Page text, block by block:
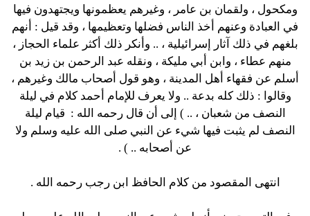
ومكحول ، ولقمان بن عامر ، وغيرهم يعظمونها ويجتهدون فيها
في العبادة وعنهم أخذ الناس فضلها وتعظيمها ، وقد قيل : أنهم
بلغهم في ذلك آثار إسرائيلية ، .. وأنكر ذلك أكثر علماء الحجاز ،
منهم عطاء ، وابن أبي مليكة ، ونقله عبد الرحمن بن زيد بن
أسلم عن فقهاء أهل المدينة ، وهو قول أصحاب مالك وغيرهم ،
وقالوا : ذلك كله بدعة .. ولا يعرف للإمام أحمد كلام في ليلة
النصف من شعبان ، .. ) إلى أن قال رحمه الله : قيام ليلة
النصف لم يثبت فيها شيء عن النبي صلى الله عليه وسلم ولا
عن أصحابه .. ) .
انتهى المقصود من كلام الحافظ ابن رجب رحمه الله .